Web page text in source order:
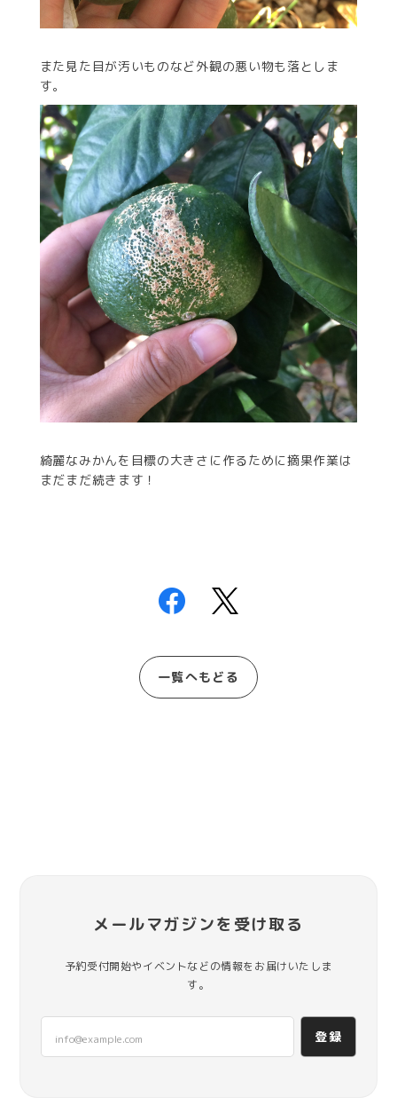
また見た目が汚いものなど外観の悪い物も落としま
す。
綺麗なみかんを目標の大きさに作るために摘果作業は
まだまだ続きます！
一覧へもどる
メールマガジンを受け取る
予約受付開始やイベントなどの情報をお届けいたしま
す。
登録